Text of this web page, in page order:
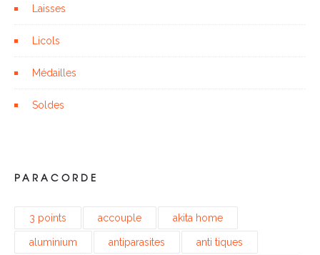
Laisses
Licols
Médailles
Soldes
PARACORDE
3 points accouple akita home
aluminium antiparasites anti tiques